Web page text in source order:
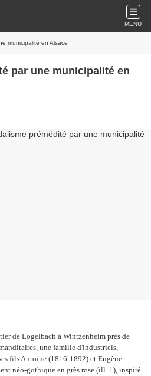
MENU
municipalité en Alsace
par une municipalité en
de Logelbach à Wintzenheim près de
une famille d'industriels,
fils Antoine (1816-1892) et Eugène
néo-gothique en grès rose (ill. 1), inspiré